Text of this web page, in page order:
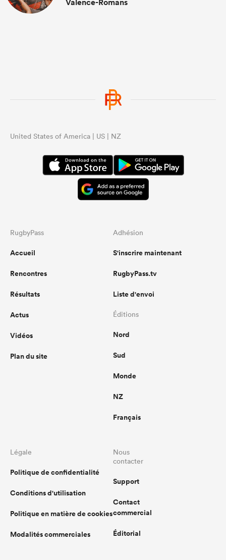
Valence-Romans
United States of America | US | NZ
RugbyPass
Accueil
Rencontres
Résultats
Actus
Vidéos
Plan du site
Adhésion
S'inscrire maintenant
RugbyPass.tv
Liste d'envoi
Éditions
Nord
Sud
Monde
NZ
Français
Légale
Politique de confidentialité
Conditions d'utilisation
Politique en matière de cookies
Modalités commerciales
Nous
contacter
Support
Contact
commercial
Éditorial